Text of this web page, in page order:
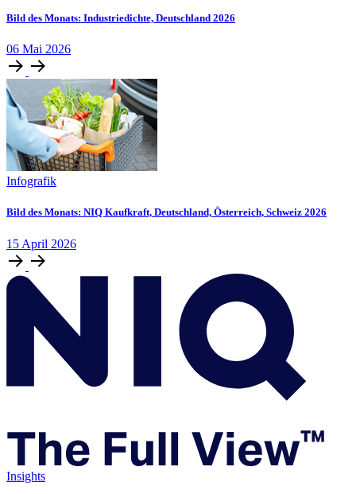
Bild des Monats: Industriedichte, Deutschland 2026
06 Mai 2026
Infografik
Bild des Monats: NIQ Kaufkraft, Deutschland, Österreich, Schweiz 2026
15 April 2026
Insights